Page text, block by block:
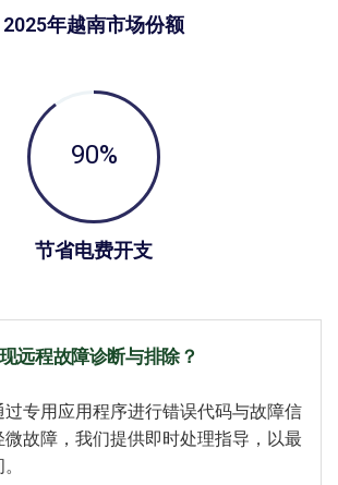
2025年越南市场份额
90%
节省电费开支
远程故障诊断与排除？
专用应用程序进行错误代码与故障信
故障，我们提供即时处理指导，以最